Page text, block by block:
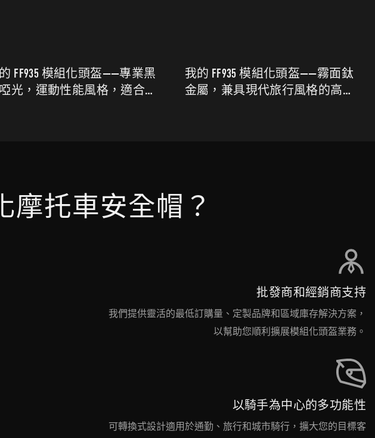
專業黑
適合城
我的 FF935 模組化頭盔——霧面鈦
金屬，兼具現代旅行風格的高級
我的 FF935 模組化
紅色，時尚防護，
摩托車安全帽？
批發商和經銷商支持
我們提供靈活的最低訂購量、定製品牌和區域庫存解決方案，
以幫助您順利擴展模組化頭盔業務。
以騎手為中心的多功能性
可轉換式設計適用於通勤、旅行和城市騎行，擴大您的目標客